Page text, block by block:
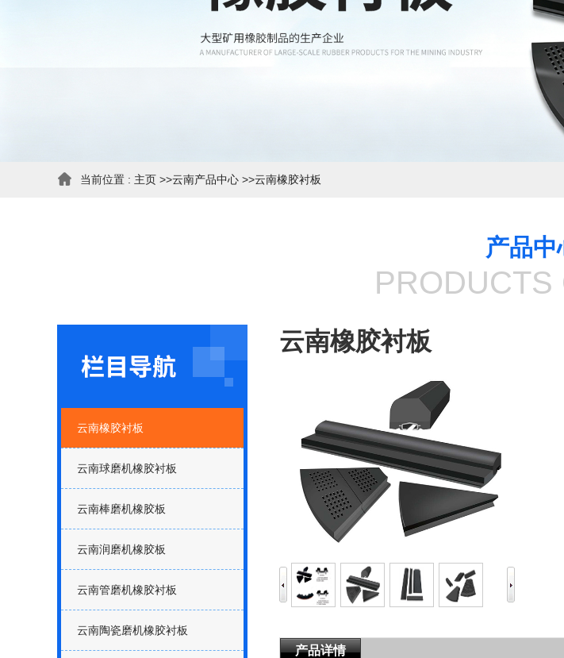
当前位置 : 主页 >>云南产品中心 >>云南橡胶衬板
产品中
PRODUCTS
云南橡胶衬板
云南球磨机橡胶衬板
云南棒磨机橡胶板
云南润磨机橡胶板
云南管磨机橡胶衬板
云南陶瓷磨机橡胶衬板
云南橡胶衬板
产品详情